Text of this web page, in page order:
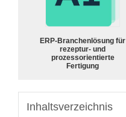
ERP-Branchenlösung für
rezeptur- und
prozessorientierte
Fertigung
Inhaltsverzeichnis